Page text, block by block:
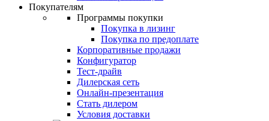
Покупателям
Программы покупки
Покупка в лизинг
Покупка по предоплате
Корпоративные продажи
Конфигуратор
Тест-драйв
Дилерская сеть
Онлайн-презентация
Стать дилером
Условия доставки